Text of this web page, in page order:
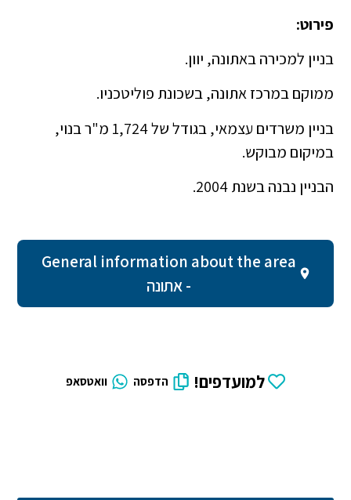
פירוט:
בניין למכירה באתונה, יוון.
ממוקם במרכז אתונה, בשכונת פוליטכניו.
בניין משרדים עצמאי, בגודל של 1,724 מ"ר בנוי,
במיקום מבוקש.
הבניין נבנה בשנת 2004.
General information about the area
- אתונה
למועדפים! הדפסה וואטסאפ